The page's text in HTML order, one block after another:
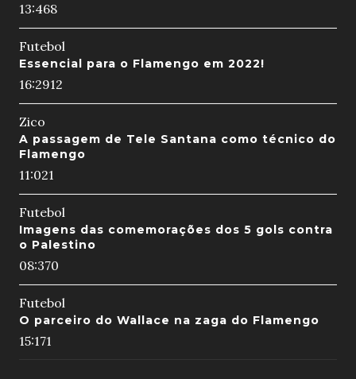
13:468
Futebol
Essencial para o Flamengo em 2022!
16:2912
Zico
A passagem de Tele Santana como técnico do
Flamengo
11:021
Futebol
Imagens das comemorações dos 5 gols contra
o Palestino
08:370
Futebol
O parceiro do Wallace na zaga do Flamengo
15:171